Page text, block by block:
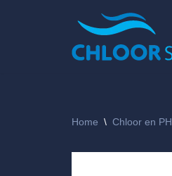
Home \ Chloor en PH